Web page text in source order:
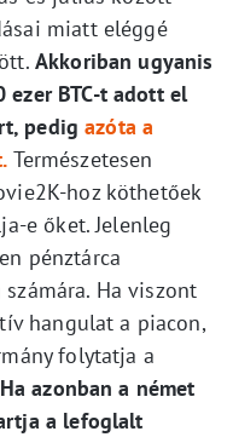
miatt eléggé
Akkoriban ugyanis
BTC-t adott el
pedigazóta a
Természetesen
hoz köthetőek
e őket. Jelenleg
pénztárca
Ha viszont
hangulat a piacon,
folytatja a
Ha azonban a német
a lefoglalt